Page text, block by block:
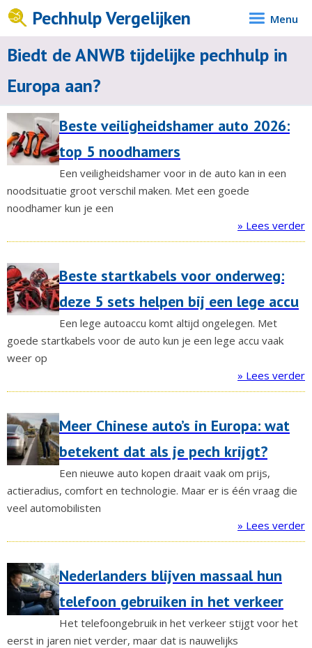
Pechhulp Vergelijken Menu
Biedt de ANWB tijdelijke pechhulp in
Europa aan?
Beste veiligheidshamer auto 2026:
top 5 noodhamers
Een veiligheidshamer voor in de auto kan in een
noodsituatie groot verschil maken. Met een goede
noodhamer kun je een
» Lees verder
Beste startkabels voor onderweg:
deze 5 sets helpen bij een lege accu
Een lege autoaccu komt altijd ongelegen. Met
goede startkabels voor de auto kun je een lege accu vaak
weer op
» Lees verder
Meer Chinese auto’s in Europa: wat
betekent dat als je pech krijgt?
Een nieuwe auto kopen draait vaak om prijs,
actieradius, comfort en technologie. Maar er is één vraag die
veel automobilisten
» Lees verder
Nederlanders blijven massaal hun
telefoon gebruiken in het verkeer
Het telefoongebruik in het verkeer stijgt voor het
eerst in jaren niet verder, maar dat is nauwelijks